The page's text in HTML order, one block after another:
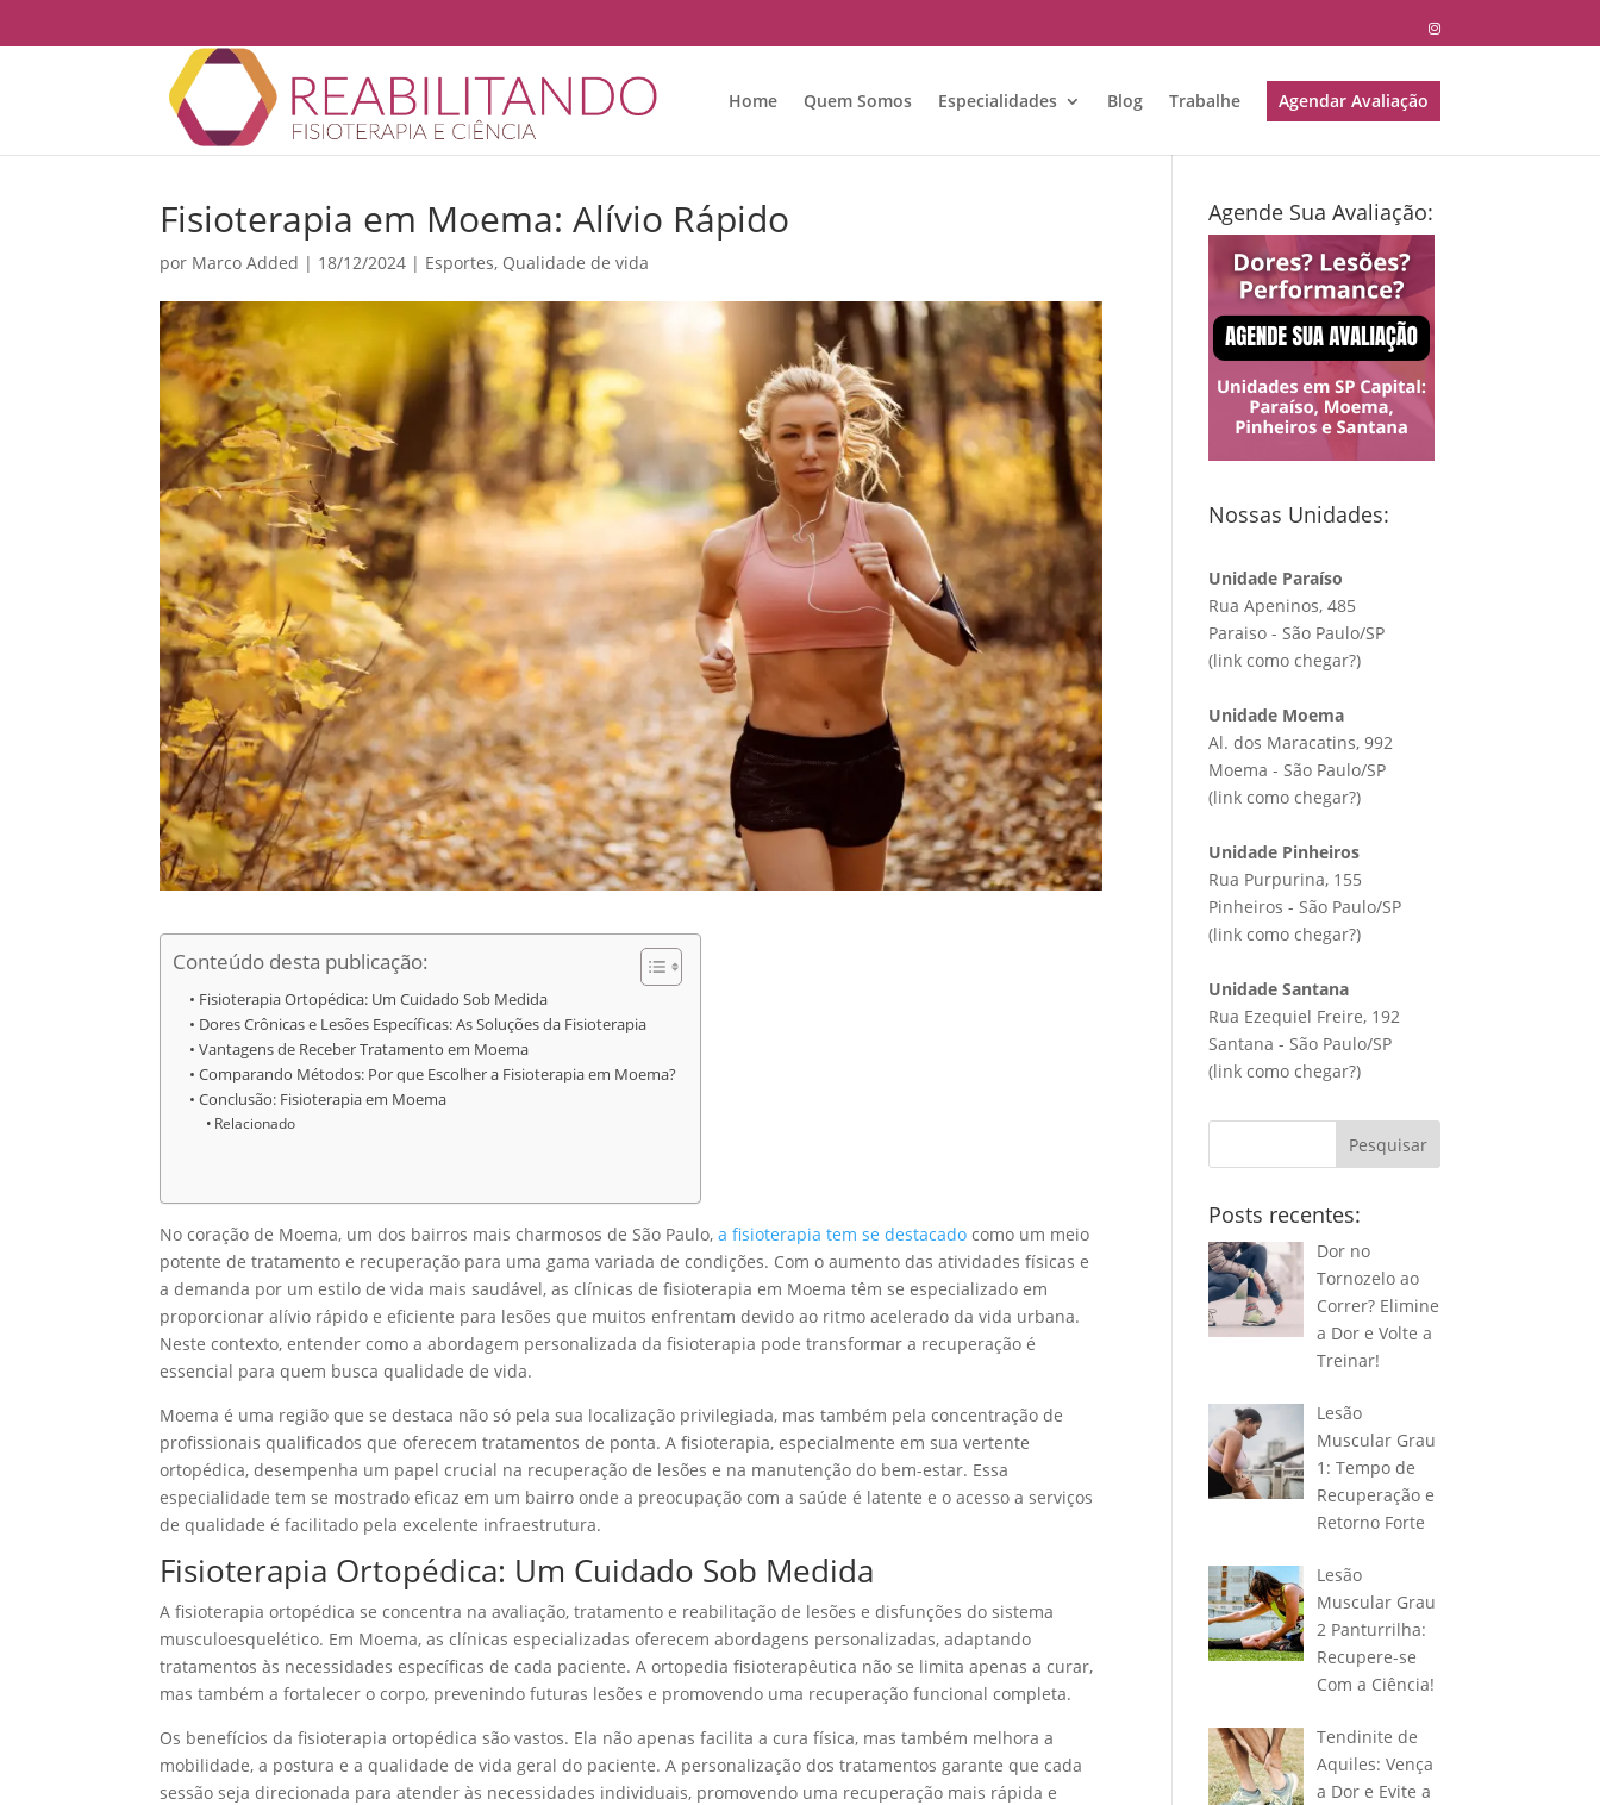
Home Quem Somos Especialidades Blog Trabalhe Agendar Avaliação
Fisioterapia em Moema: Alívio Rápido
por Marco Added | 18/12/2024 | Esportes, Qualidade de vida
Conteúdo desta publicação:
Fisioterapia Ortopédica: Um Cuidado Sob Medida
Dores Crônicas e Lesões Específicas: As Soluções da Fisioterapia
Vantagens de Receber Tratamento em Moema
Comparando Métodos: Por que Escolher a Fisioterapia em Moema?
Conclusão: Fisioterapia em Moema
Relacionado
No coração de Moema, um dos bairros mais charmosos de São Paulo,a fisioterapia tem se destacado como um meio
potente de tratamento e recuperação para uma gama variada de condições. Com o aumento das atividades físicas e
a demanda por um estilo de vida mais saudável, as clínicas de fisioterapia em Moema têm se especializado em
proporcionar alívio rápido e eficiente para lesões que muitos enfrentam devido ao ritmo acelerado da vida urbana.
Neste contexto, entender como a abordagem personalizada da fisioterapia pode transformar a recuperação é
essencial para quem busca qualidade de vida.
Moema é uma região que se destaca não só pela sua localização privilegiada, mas também pela concentração de
profissionais qualificados que oferecem tratamentos de ponta. A fisioterapia, especialmente em sua vertente
ortopédica, desempenha um papel crucial na recuperação de lesões e na manutenção do bem-estar. Essa
especialidade tem se mostrado eficaz em um bairro onde a preocupação com a saúde é latente e o acesso a serviços
de qualidade é facilitado pela excelente infraestrutura.
Fisioterapia Ortopédica: Um Cuidado Sob Medida
A fisioterapia ortopédica se concentra na avaliação, tratamento e reabilitação de lesões e disfunções do sistema
musculoesquelético. Em Moema, as clínicas especializadas oferecem abordagens personalizadas, adaptando
tratamentos às necessidades específicas de cada paciente. A ortopedia fisioterapêutica não se limita apenas a curar,
mas também a fortalecer o corpo, prevenindo futuras lesões e promovendo uma recuperação funcional completa.
Os benefícios da fisioterapia ortopédica são vastos. Ela não apenas facilita a cura física, mas também melhora a
mobilidade, a postura e a qualidade de vida geral do paciente. A personalização dos tratamentos garante que cada
sessão seja direcionada para atender às necessidades individuais, promovendo uma recuperação mais rápida e
Agende Sua Avaliação:
Nossas Unidades:
Unidade Paraíso
Rua Apeninos, 485
Paraiso - São Paulo/SP
(linkcomo chegar?)
Unidade Moema
Al. dos Maracatins, 992
Moema - São Paulo/SP
(linkcomo chegar?)
Unidade Pinheiros
Rua Purpurina, 155
Pinheiros - São Paulo/SP
(linkcomo chegar?)
Unidade Santana
Rua Ezequiel Freire, 192
Santana - São Paulo/SP
(linkcomo chegar?)
Pesquisar
Posts recentes:
Dor no
Tornozelo ao
Correr? Elimine
a Dor e Volte a
Treinar!
Lesão
Muscular Grau
1: Tempo de
Recuperação e
Retorno Forte
Lesão
Muscular Grau
2 Panturrilha:
Recupere-se
Com a Ciência!
Tendinite de
Aquiles: Vença
a Dor e Evite a